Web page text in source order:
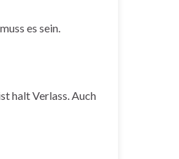
es sein.
halt Verlass. Auch